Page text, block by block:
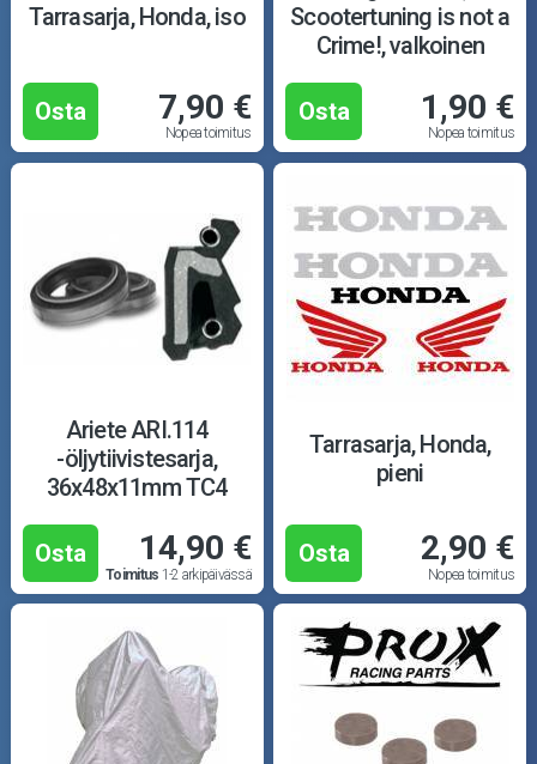
Tarrasarja, Honda, iso
Osta 7,90 €
Nopea toimitus
Scootertuning is not a
Crime!, valkoinen
Osta 1,90 €
Nopea toimitus
Ariete ARI.114
-öljytiivistesarja,
36x48x11mm TC4
Osta 14,90 €
Toimitus 1-2 arkipäivässä
Tarrasarja, Honda,
pieni
Osta 2,90 €
Nopea toimitus